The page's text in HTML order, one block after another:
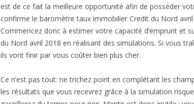
est de ce fait la meilleure opportunité afin de posséder
confirme le baromètre taux immobilier Credit du Nord
Commencez donc à estimer votre capacité d’emprunt et
du Nord avril 2018 en réalisant des simulations. Si vous
ils vont finir par vous coûter bien plus cher.
Ce n’est pas tout: ne trichez point en complétant les
les résultats que vous recevrez grâce à la simulation